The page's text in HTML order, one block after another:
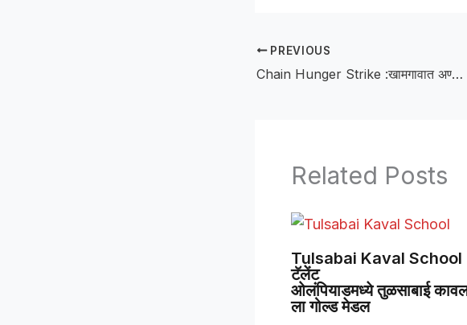
PREVIOUS
Chain Hunger Strike :खामगावात अण्णाभाऊ साठे पुतळ्यासाठी साखळी उपोषण; मातंग समाज आक्रमक
Related Posts
Tulsabai Kaval School
टॅलेंट
ओलंपियाडमध्ये तुळसाबाई कावल
ला गोल्ड मेडल